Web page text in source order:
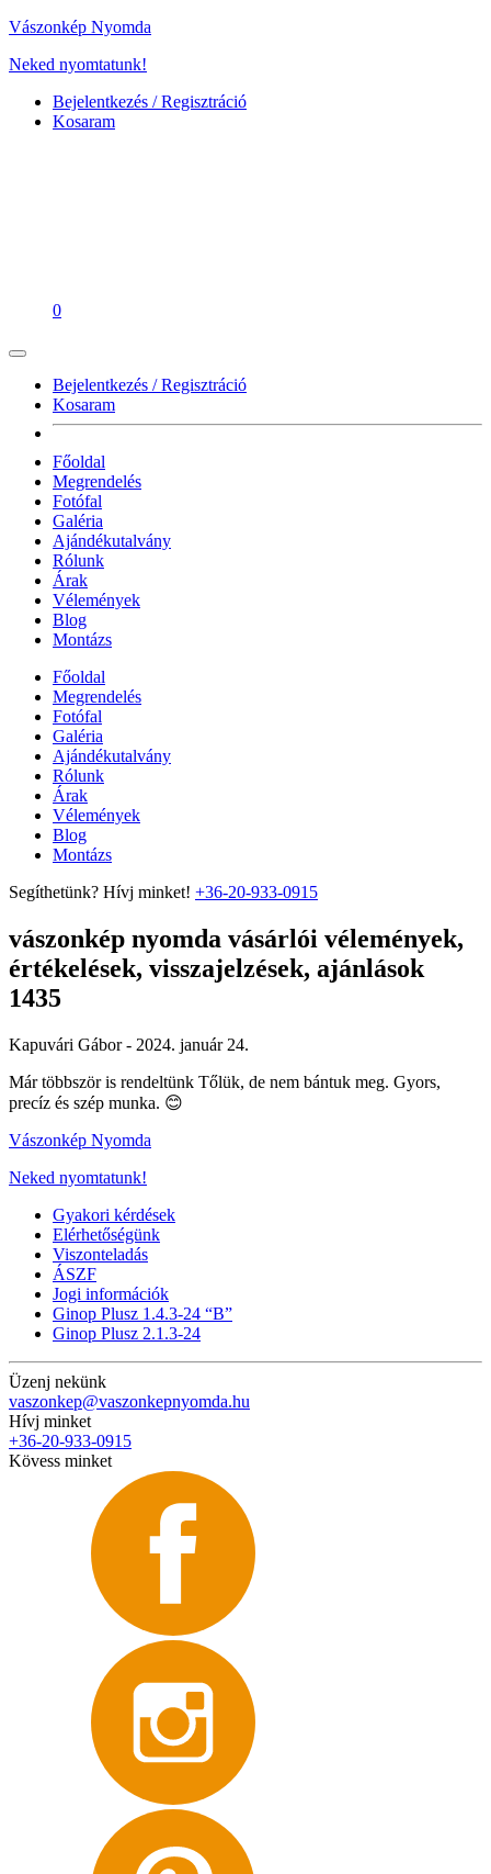
Vászonkép Nyomda
Neked nyomtatunk!
Bejelentkezés / Regisztráció
Kosaram
0
Bejelentkezés / Regisztráció
Kosaram
Főoldal
Megrendelés
Fotófal
Galéria
Ajándékutalvány
Rólunk
Árak
Vélemények
Blog
Montázs
Főoldal
Megrendelés
Fotófal
Galéria
Ajándékutalvány
Rólunk
Árak
Vélemények
Blog
Montázs
Segíthetünk? Hívj minket! +36-20-933-0915
vászonkép nyomda vásárlói vélemények,
értékelések, visszajelzések, ajánlások
1435
Kapuvári Gábor - 2024. január 24.
Már többször is rendeltünk Tőlük, de nem bántuk meg. Gyors,
precíz és szép munka. 😊
Vászonkép Nyomda
Neked nyomtatunk!
Gyakori kérdések
Elérhetőségünk
Viszonteladás
ÁSZF
Jogi információk
Ginop Plusz 1.4.3-24 “B”
Ginop Plusz 2.1.3-24
Üzenj nekünk
vaszonkep@vaszonkepnyomda.hu
Hívj minket
+36-20-933-0915
Kövess minket